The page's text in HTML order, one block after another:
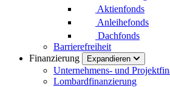
Aktienfonds
Anleihefonds
Dachfonds
Barrierefreiheit
Finanzierung
Expandieren
Unternehmens- und
Lombardfinanzierung